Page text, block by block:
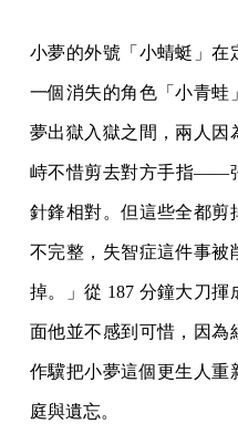
小夢的外號「小蜻蜓」在
一個消失的角色「小青蛙
夢出獄入獄之間，兩人因
峙不惜剪去對方手指——
針鋒相對。但這些全都剪
不完整，失智症這件事被
掉。」從 187 分鐘大刀揮
面他並不感到可惜，因
作驥把小夢這個更生人重
庭與遺忘。